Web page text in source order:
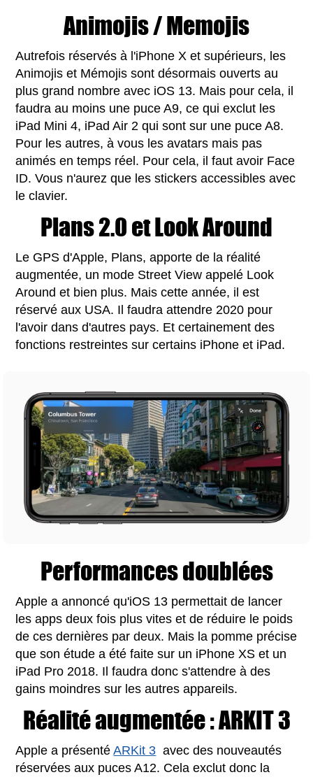
Animojis / Memojis
Autrefois réservés à l'iPhone X et supérieurs, les
Animojis et Mémojis sont désormais ouverts au
plus grand nombre avec iOS 13. Mais pour cela, il
faudra au moins une puce A9, ce qui exclut les
iPad Mini 4, iPad Air 2 qui sont sur une puce A8.
Pour les autres, à vous les avatars mais pas
animés en temps réel. Pour cela, il faut avoir Face
ID. Vous n'aurez que les stickers accessibles avec
le clavier.
Plans 2.0 et Look Around
Le GPS d'Apple, Plans, apporte de la réalité
augmentée, un mode Street View appelé Look
Around et bien plus. Mais cette année, il est
réservé aux USA. Il faudra attendre 2020 pour
l'avoir dans d'autres pays. Et certainement des
fonctions restreintes sur certains iPhone et iPad.
Performances doublées
Apple a annoncé qu'iOS 13 permettait de lancer
les apps deux fois plus vites et de réduire le poids
de ces dernières par deux. Mais la pomme précise
que son étude a été faite sur un iPhone XS et un
iPad Pro 2018. Il faudra donc s'attendre à des
gains moindres sur les autres appareils.
Réalité augmentée : ARKIT 3
Apple a présentéARKit 3 avec des nouveautés
réservées aux puces A12. Cela exclut donc la